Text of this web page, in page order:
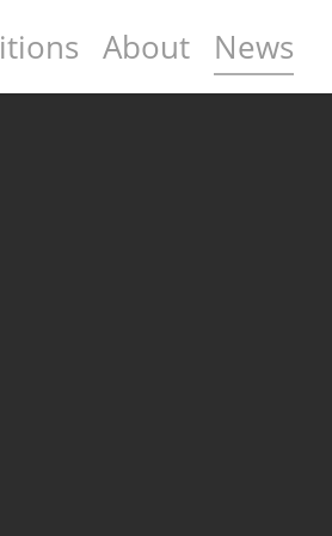
About News